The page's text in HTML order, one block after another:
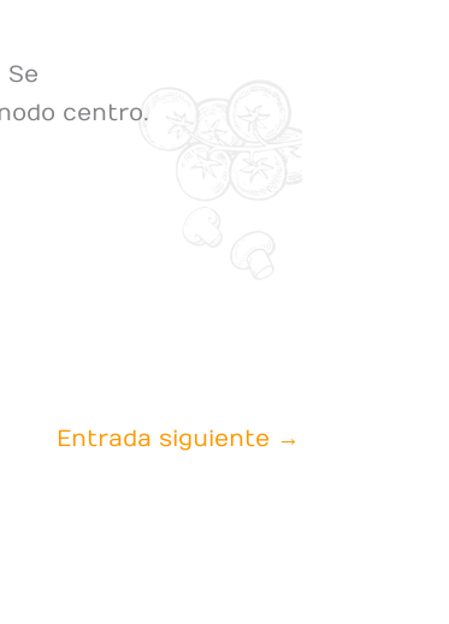
centro.
Entrada siguiente →